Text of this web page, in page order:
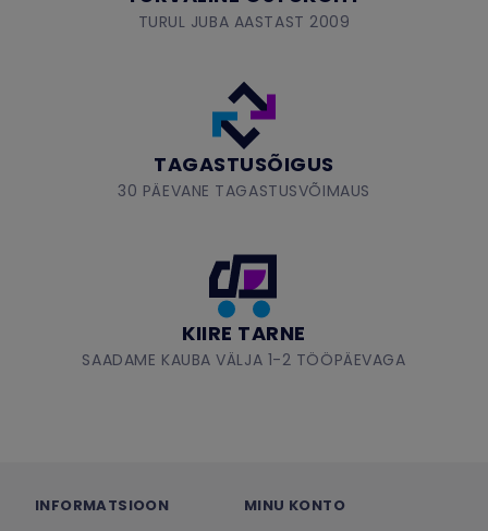
TURUL JUBA AASTAST 2009
TAGASTUSÕIGUS
30 PÄEVANE TAGASTUSVÕIMAUS
KIIRE TARNE
SAADAME KAUBA VÄLJA 1-2 TÖÖPÄEVAGA
INFORMATSIOON
MINU KONTO